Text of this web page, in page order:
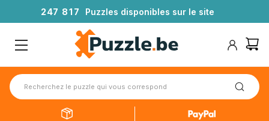
247 81 7 Puzzles disponibles sur le site